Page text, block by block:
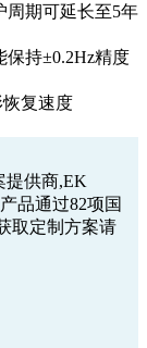
周期可延长至5年
持±0.2Hz精度
复速度
提供商,EK
品通过82项国
取定制方案请